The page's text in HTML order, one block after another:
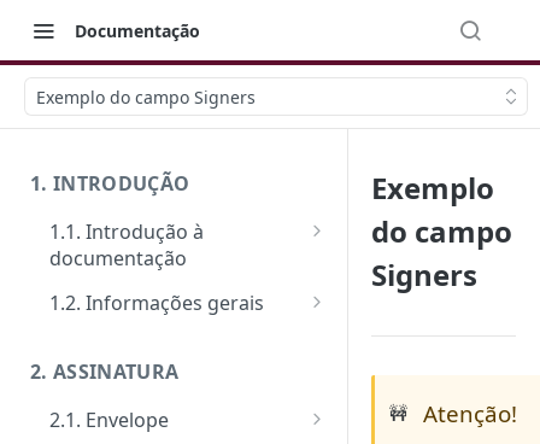
Documentação
Exemplo do campo Signers
1. INTRODUÇÃO
1.1. Introdução à
documentação
Primeiros passos
Ferramentas de Teste:
Postman e Insomnia
1.2. Informações gerais
Suporte
Limite de requisições
2. ASSINATURA
2.1. Envelope
Exemplo
do campo
Signers
🚧 Atenção!